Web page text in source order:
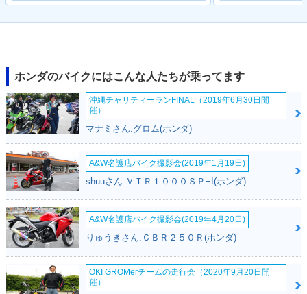
ホンダのバイクにはこんな人たちが乗ってます
沖縄チャリティーランFINAL（2019年6月30日開
催）
マナミさん:グロム(ホンダ)
A&W名護店バイク撮影会(2019年1月19日)
shuuさん:ＶＴＲ１０００ＳＰ−I(ホンダ)
A&W名護店バイク撮影会(2019年4月20日)
りゅうきさん:ＣＢＲ２５０Ｒ(ホンダ)
OKI GROMerチームの走行会（2020年9月20日開
催）